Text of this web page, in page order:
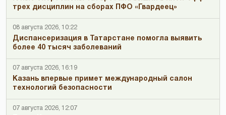
трех дисциплин на сборах ПФО «Гвардеец»
08 августа 2026, 10:22
Диспансеризация в Татарстане помогла выявить
более 40 тысяч заболеваний
07 августа 2026, 16:19
Казань впервые примет международный салон
технологий безопасности
07 августа 2026, 12:07